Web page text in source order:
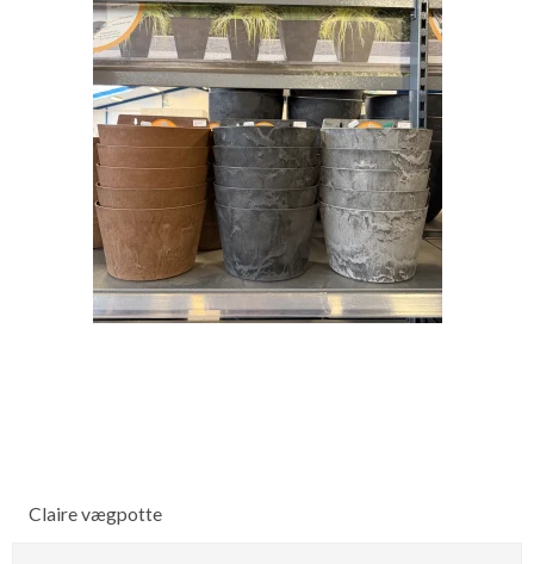
Claire vægpotte